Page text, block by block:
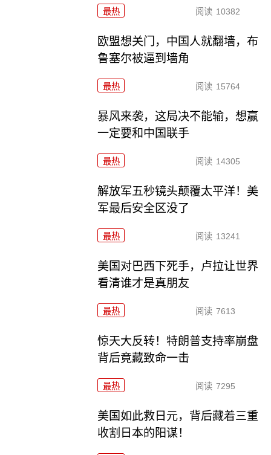
最热 阅读 10382
欧盟想关门，中国人就翻墙，布
鲁塞尔被逼到墙角
最热 阅读 15764
暴风来袭，这局决不能输，想赢
一定要和中国联手
最热 阅读 14305
解放军五秒镜头颠覆太平洋！美
军最后安全区没了
最热 阅读 13241
美国对巴西下死手，卢拉让世界
看清谁才是真朋友
最热 阅读 7613
惊天大反转！特朗普支持率崩盘
背后竟藏致命一击
最热 阅读 7295
美国如此救日元，背后藏着三重
收割日本的阳谋！